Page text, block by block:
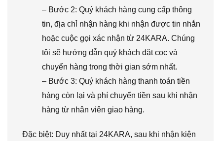
– Bước 2: Quý khách hàng cung cấp thông
tin, địa chỉ nhận hàng khi nhận được tin nhắn
hoặc cuộc gọi xác nhận từ 24KARA. Chúng
tôi sẽ hướng dẫn quý khách đặt cọc và
chuyển hàng trong thời gian sớm nhất.
– Bước 3: Quý khách hàng thanh toán tiền
hàng còn lại và phí chuyển tiền sau khi nhận
hàng từ nhân viên giao hàng.
Đặc biệt: Duy nhất tại 24KARA, sau khi nhận kiện